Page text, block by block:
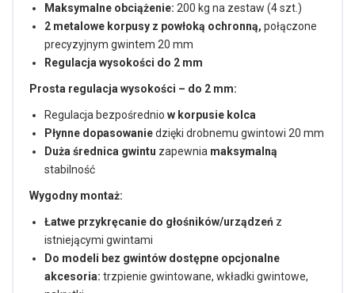
Maksymalne obciążenie: 200 kg na zestaw (4 szt.)
2 metalowe korpusy z powłoką ochronną, połączone
precyzyjnym gwintem 20 mm
Regulacja wysokości do 2 mm
Prosta regulacja wysokości – do 2 mm:
Regulacja bezpośrednio w korpusie kolca
Płynne dopasowaniedzięki drobnemu gwintowi 20 mm
Duża średnica gwintu zapewnia maksymalną
stabilność
Wygodny montaż:
Łatwe przykręcanie do głośników/urządzeń z
istniejącymi gwintami
Do modeli bez gwintów dostępne opcjonalne
akcesoria: trzpienie gwintowane, wkładki gwintowe,